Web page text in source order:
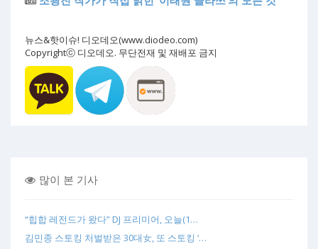
뉴스&핫이슈! 디오데오(www.diodeo.com)
Copyrightⓒ 디오데오. 무단전재 및 재배포 금지
많이 본 기사
“힙합 레전드가 왔다” DJ 프리미어, 오늘(1…
김민종 스토킹 처벌받은 30대女, 또 스토킹 ‘…